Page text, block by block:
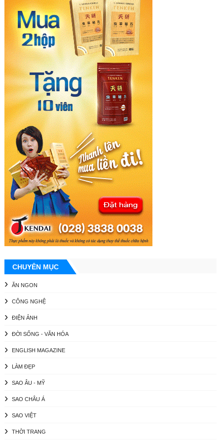
CHUYÊN MỤC
ĂN NGON
CÔNG NGHỆ
ĐIỆN ẢNH
ĐỜI SỐNG - VĂN HÓA
ENGLISH MAGAZINE
LÀM ĐẸP
SAO ÂU - MỸ
SAO CHÂU Á
SAO VIỆT
THỜI TRANG